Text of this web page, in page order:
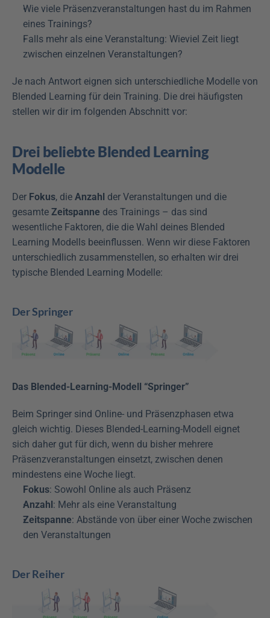
Wie viele Präsenzveranstaltungen hast du im Rahmen
eines Trainings?
Falls mehr als eine Veranstaltung: Wieviel Zeit liegt
zwischen einzelnen Veranstaltungen?
Je nach Antwort eignen sich unterschiedliche Modelle von
Blended Learning für dein Training. Die drei häufigsten
stellen wir dir im folgenden Abschnitt vor:
Drei beliebte Blended Learning
Modelle
Der Fokus, die Anzahl der Veranstaltungen und die
gesamte Zeitspanne des Trainings – das sind
wesentliche Faktoren, die die Wahl deines Blended
Learning Modells beeinflussen. Wenn wir diese Faktoren
unterschiedlich zusammenstellen, so erhalten wir drei
typische Blended Learning Modelle:
Der Springer
Das Blended-Learning-Modell “Springer”
Beim Springer sind Online- und Präsenzphasen etwa
gleich wichtig. Dieses Blended-Learning-Modell eignet
sich daher gut für dich, wenn du bisher mehrere
Präsenzveranstaltungen einsetzt, zwischen denen
mindestens eine Woche liegt.
Fokus: Sowohl Online als auch Präsenz
Anzahl : Mehr als eine Veranstaltung
Zeitspanne: Abstände von über einer Woche zwischen
den Veranstaltungen
Der Reiher